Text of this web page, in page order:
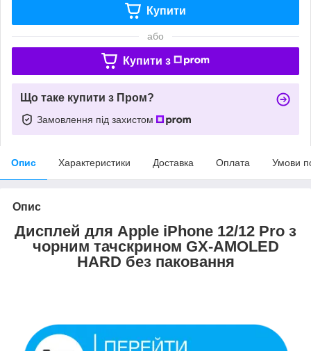
Купити
або
Купити з
Що таке купити з Пром?
Замовлення під захистом
Опис Характеристики Доставка Оплата Умови
Опис
Дисплей для Apple iPhone 12/12 Pro з
чорним тачскрином GX-AMOLED
HARD без паковання